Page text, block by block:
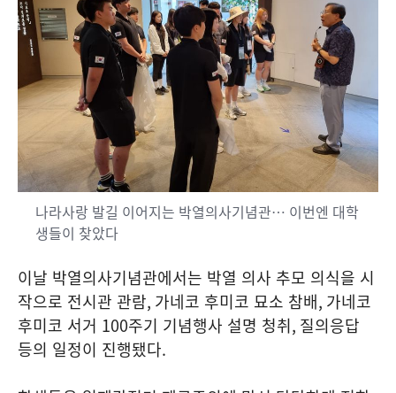
나라사랑 발길 이어지는 박열의사기념관… 이번엔 대학
생들이 찾았다
이날 박열의사기념관에서는 박열 의사 추모 의식을 시
작으로 전시관 관람, 가네코 후미코 묘소 참배, 가네코
후미코 서거 100주기 기념행사 설명 청취, 질의응답
등의 일정이 진행됐다.